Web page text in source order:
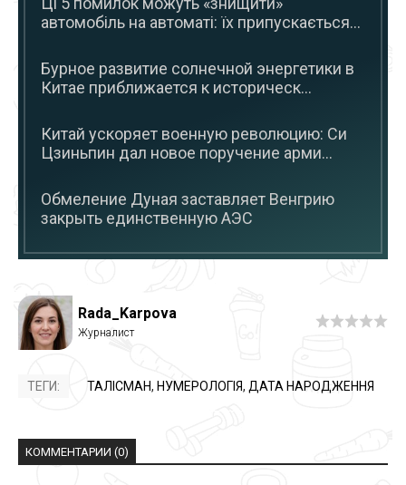
автомобіль на автоматі: їх припускається...
Бурное развитие солнечной энергетики в
Китае приближается к историческ...
Китай ускоряет военную революцию: Си
Цзиньпин дал новое поручение арми...
Обмеление Дуная заставляет Венгрию
закрыть единственную АЭС
Rada_Karpova
ТЕГИ: ТАЛІСМАН, НУМЕРОЛОГІЯ, ДАТА НАРОДЖЕННЯ
КОММЕНТАРИИ (0)